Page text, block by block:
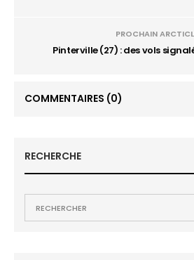
PROCHAIN
Pinterville (27) : des vols
COMMENTAIRES (0)
RECHERCHE